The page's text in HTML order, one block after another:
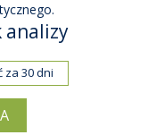
analizy
za 30 dni